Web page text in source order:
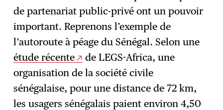
de partenariat public-privé ont un pouvoir
important. Reprenons l’exemple de
l’autoroute à péage du Sénégal. Selon une
étude récente
de LEGS-Africa, une
organisation de la société civile
sénégalaise, pour une distance de 72 km,
les usagers sénégalais paient environ 4,50